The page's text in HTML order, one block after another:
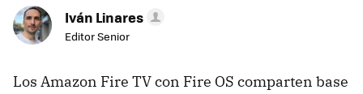
Iván Linares
Editor Senior
Los Amazon Fire TV con Fire OS comparten base